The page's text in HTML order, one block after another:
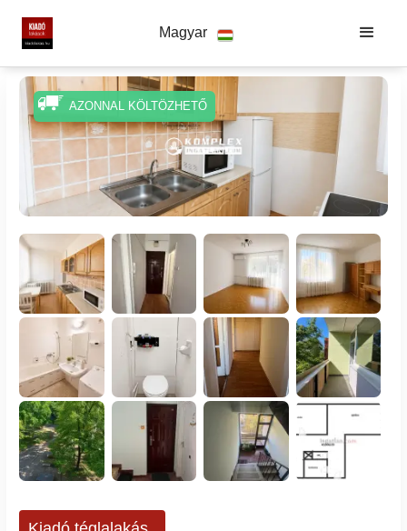
Magyar
AZONNAL KÖLTÖZHETŐ